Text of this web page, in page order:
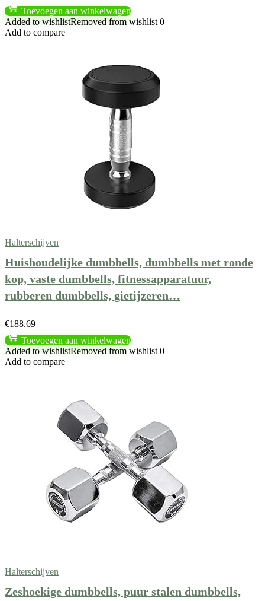
Toevoegen aan winkelwagen
Added to wishlistRemoved from wishlist 0
Add to compare
Halterschijven
Huishoudelijke dumbbells, dumbbells met ronde
kop, vaste dumbbells, fitnessapparatuur,
rubberen dumbbells, gietijzeren…
€188.69
Toevoegen aan winkelwagen
Added to wishlistRemoved from wishlist 0
Add to compare
Halterschijven
Zeshoekige dumbbells, puur stalen dumbbells,